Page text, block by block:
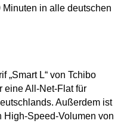
in alle deutschen
„Smart L“ von Tchibo
eine All-Net-Flat für
Außerdem ist
High-Speed-Volumen von